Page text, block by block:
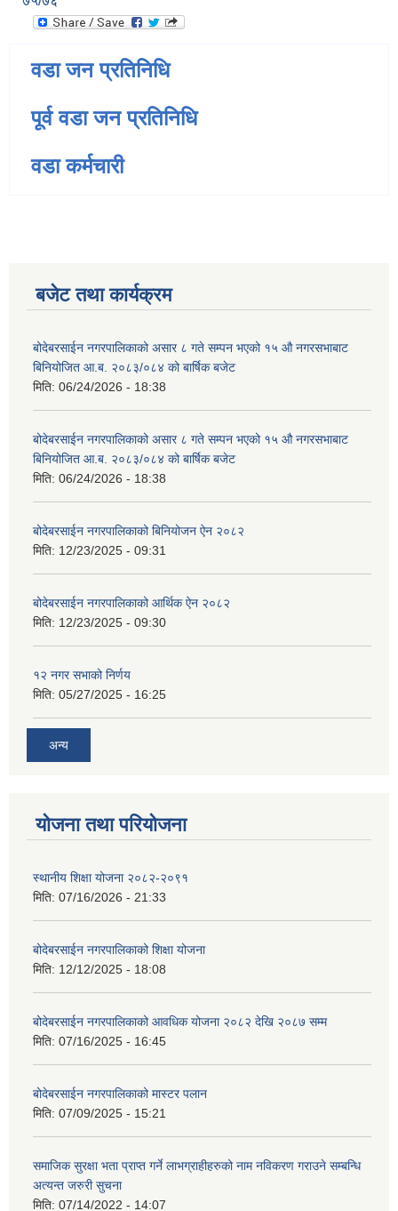
वडा जन प्रतिनिधि
पूर्व वडा जन प्रतिनिधि
वडा कर्मचारी
बजेट तथा कार्यक्रम
बोदेबरसाईन नगरपालिकाको असार ८ गते सम्पन भएको १५ ‍‍‍औ नगरसभाबाट
बिनियोजित आ.ब. २०८३/०८४ को बार्षिक बजेट
मिति: 06/24/2026 - 18:38
बोदेबरसाईन नगरपालिकाको असार ८ गते सम्पन भएको १५ ‍‍‍औ नगरसभाबाट
बिनियोजित आ.ब. २०८३/०८४ को बार्षिक बजेट
मिति: 06/24/2026 - 18:38
बोदेबरसाईन नगरपालिकाको बिनियोजन ऐन २०८२
मिति: 12/23/2025 - 09:31
बोदेबरसाईन नगरपालिकाको आर्थिक ऐन २०८२
मिति: 12/23/2025 - 09:30
१२ नगर सभाको निर्णय
मिति: 05/27/2025 - 16:25
अन्य
योजना तथा परियोजना
स्थानीय शिक्षा योजना २०८२-२०९१
मिति: 07/16/2026 - 21:33
बोदेबरसाईन नगरपालिकाको शिक्षा योजना
मिति: 12/12/2025 - 18:08
बोदेबरसाईन नगरपालिकाको आवधिक योजना २०८२ देखि २०८७ सम्म
मिति: 07/16/2025 - 16:45
बोदेबरसाईन नगरपालिकाको मास्टर पलान
मिति: 07/09/2025 - 15:21
समाजिक सुरक्षा भता प्राप्त गर्ने लाभग्राहीहरुको नाम नविकरण गराउने सम्बन्धि
अत्यन्त जरुरी सुचना
मिति: 07/14/2022 - 14:07